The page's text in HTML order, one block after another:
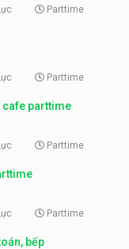
Parttime
Parttime
cafe parttime
Parttime
Parttime
bếp